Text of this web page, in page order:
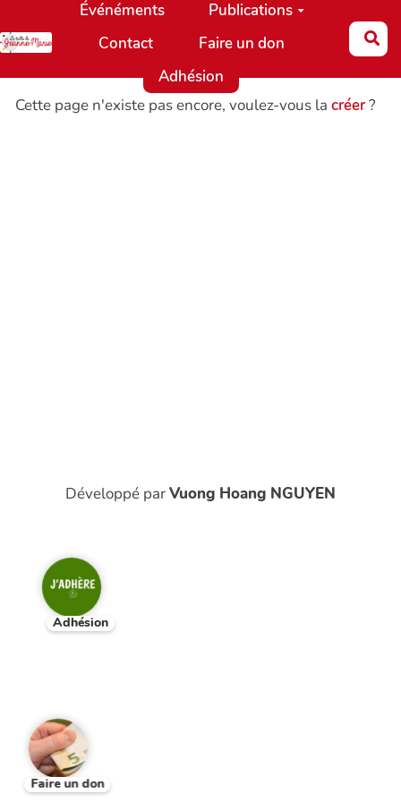
Aller au contenu principal
Événéments
Publications
Contact
Faire un don
Adhésion
Cette page n'existe pas encore, voulez-vous la créer?
Développé parVuong Hoang NGUYEN
Adhésion
Faire un don